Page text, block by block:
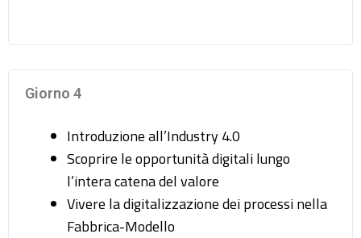
Giorno 4
Introduzione all’Industry 4.0
Scoprire le opportunità digitali lungo
l’intera catena del valore
Vivere la digitalizzazione dei processi nella
Fabbrica-Modello